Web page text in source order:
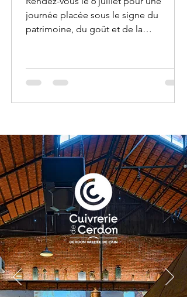
journée placée sous le signe du
patrimoine, du goût et de la
raconte à travers ses hommes, ses
gestes et ses saveurs.